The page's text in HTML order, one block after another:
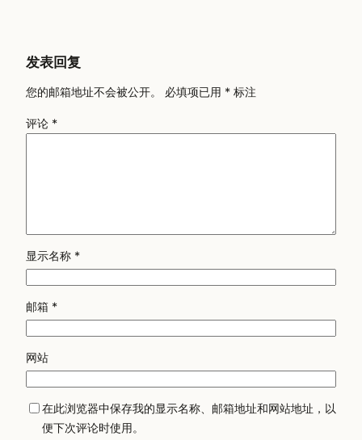
发表回复
您的邮箱地址不会被公开。 必填项已用 * 标注
评论 *
显示名称 *
邮箱 *
网站
在此浏览器中保存我的显示名称、邮箱地址和网站地址，以
便下次评论时使用。